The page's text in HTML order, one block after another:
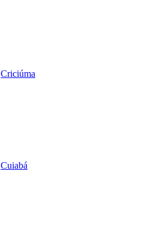
Criciúma
Cuiabá